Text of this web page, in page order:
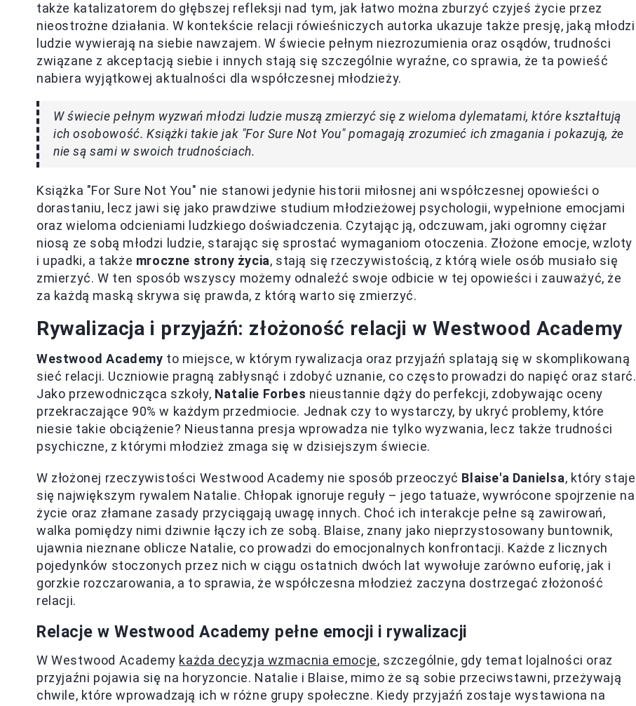
także katalizatorem do głębszej refleksji nad tym, jak łatwo można zburzyć czyjeś życie przez
nieostrożne działania. W kontekście relacji rówieśniczych autorka ukazuje także presję, jaką młodzi
ludzie wywierają na siebie nawzajem. W świecie pełnym niezrozumienia oraz osądów, trudności
związane z akceptacją siebie i innych stają się szczególnie wyraźne, co sprawia, że ta powieść
nabiera wyjątkowej aktualności dla współczesnej młodzieży.
W świecie pełnym wyzwań młodzi ludzie muszą zmierzyć się z wieloma dylematami, które kształtują
ich osobowość. Książki takie jak "For Sure Not You" pomagają zrozumieć ich zmagania i pokazują, że
nie są sami w swoich trudnościach.
Książka "For Sure Not You" nie stanowi jedynie historii miłosnej ani współczesnej opowieści o
dorastaniu, lecz jawi się jako prawdziwe studium młodzieżowej psychologii, wypełnione emocjami
oraz wieloma odcieniami ludzkiego doświadczenia. Czytając ją, odczuwam, jaki ogromny ciężar
niosą ze sobą młodzi ludzie, starając się sprostać wymaganiom otoczenia. Złożone emocje, wzloty
i upadki, a także mroczne strony życia, stają się rzeczywistością, z którą wiele osób musiało się
zmierzyć. W ten sposób wszyscy możemy odnaleźć swoje odbicie w tej opowieści i zauważyć, że
za każdą maską skrywa się prawda, z którą warto się zmierzyć.
Rywalizacja i przyjaźń: złożoność relacji w Westwood Academy
Westwood Academy to miejsce, w którym rywalizacja oraz przyjaźń splatają się w skomplikowaną
sieć relacji. Uczniowie pragną zabłysnąć i zdobyć uznanie, co często prowadzi do napięć oraz starć.
Jako przewodnicząca szkoły, Natalie Forbes nieustannie dąży do perfekcji, zdobywając oceny
przekraczające 90% w każdym przedmiocie. Jednak czy to wystarczy, by ukryć problemy, które
niesie takie obciążenie? Nieustanna presja wprowadza nie tylko wyzwania, lecz także trudności
psychiczne, z którymi młodzież zmaga się w dzisiejszym świecie.
W złożonej rzeczywistości Westwood Academy nie sposób przeoczyć Blaise'a Danielsa, który staje
się największym rywalem Natalie. Chłopak ignoruje reguły – jego tatuaże, wywrócone spojrzenie na
życie oraz złamane zasady przyciągają uwagę innych. Choć ich interakcje pełne są zawirowań,
walka pomiędzy nimi dziwnie łączy ich ze sobą. Blaise, znany jako nieprzystosowany buntownik,
ujawnia nieznane oblicze Natalie, co prowadzi do emocjonalnych konfrontacji. Każde z licznych
pojedynków stoczonych przez nich w ciągu ostatnich dwóch lat wywołuje zarówno euforię, jak i
gorzkie rozczarowania, a to sprawia, że współczesna młodzież zaczyna dostrzegać złożoność
relacji.
Relacje w Westwood Academy pełne emocji i rywalizacji
W Westwood Academy każda decyzja wzmacnia emocje, szczególnie, gdy temat lojalności oraz
przyjaźni pojawia się na horyzoncie. Natalie i Blaise, mimo że są sobie przeciwstawni, przeżywają
chwile, które wprowadzają ich w różne grupy społeczne. Kiedy przyjaźń zostaje wystawiona na